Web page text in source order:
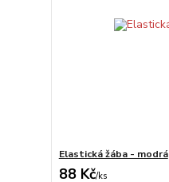
Elastická žába - modrá
88 Kč/ks